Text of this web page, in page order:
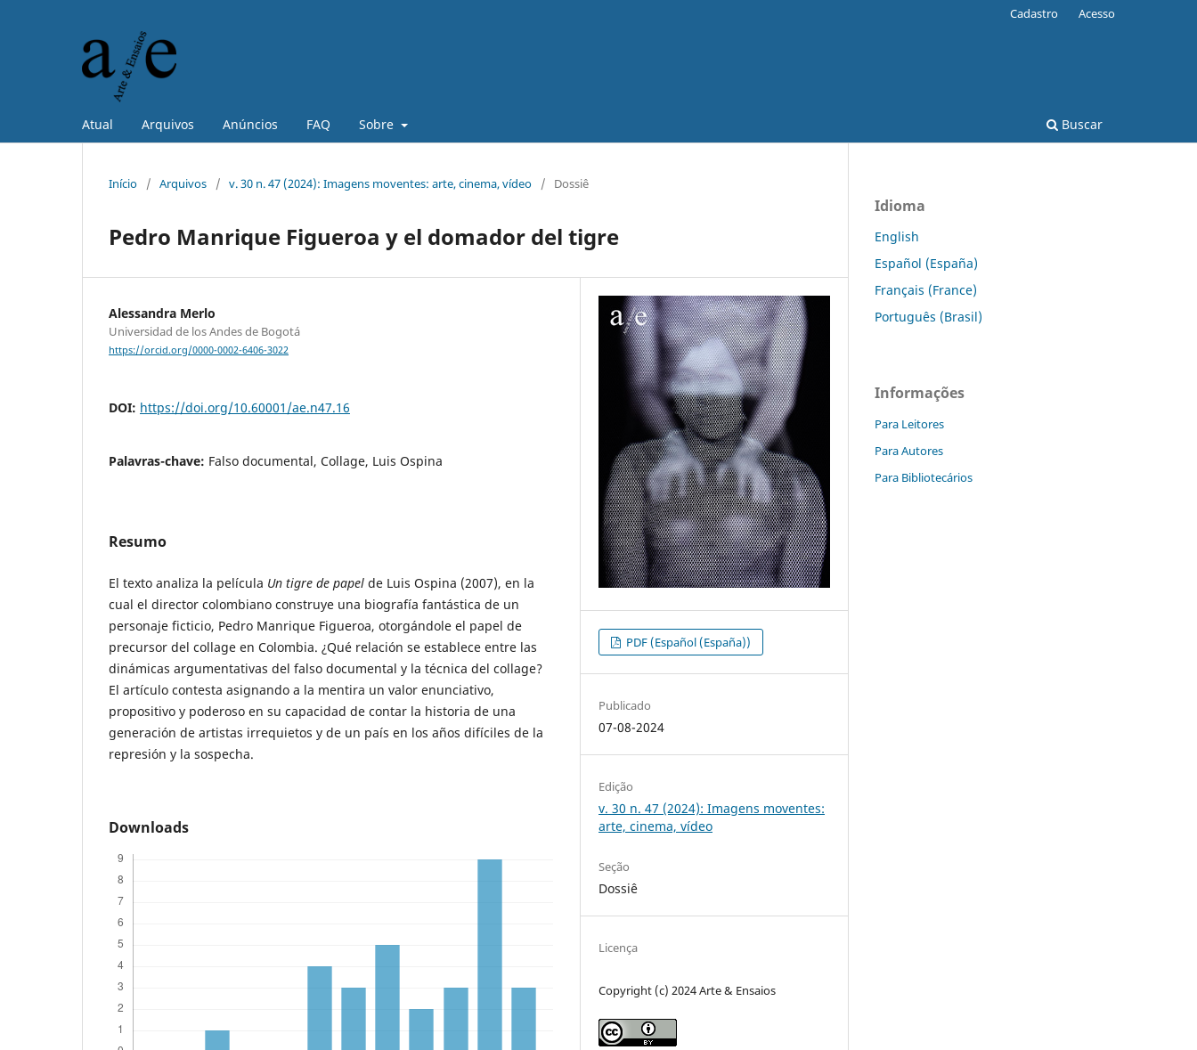
Atual Arquivos Anúncios FAQ Sobre Buscar
Cadastro Acesso
Início / Arquivos / v. 30 n. 47 (2024): Imagens moventes: arte, cinema, vídeo / Dossiê
Pedro Manrique Figueroa y el domador del tigre
Alessandra Merlo
Universidad de los Andes de Bogotá
https://orcid.org/0000-0002-6406-3022
DOI: https://doi.org/10.60001/ae.n47.16
Palavras-chave: Falso documental, Collage, Luis Ospina
Resumo
El texto analiza la película Un tigre de papel de Luis Ospina (2007), en la
cual el director colombiano construye una biografía fantástica de un
personaje ficticio, Pedro Manrique Figueroa, otorgándole el papel de
precursor del collage en Colombia. ¿Qué relación se establece entre las
dinámicas argumentativas del falso documental y la técnica del collage?
El artículo contesta asignando a la mentira un valor enunciativo,
propositivo y poderoso en su capacidad de contar la historia de una
generación de artistas irrequietos y de un país en los años difíciles de la
represión y la sospecha.
Downloads
PDF (Español (España))
Publicado
07-08-2024
Edição
v. 30 n. 47 (2024): Imagens moventes:
arte, cinema, vídeo
Seção
Dossiê
Licença
Copyright (c) 2024 Arte & Ensaios
Idioma
English
Español (España)
Français (France)
Português (Brasil)
Informações
Para Leitores
Para Autores
Para Bibliotecários